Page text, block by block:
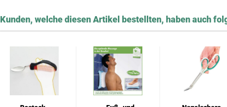
Kunden, welche diesen Artikel bestellten, haben auch